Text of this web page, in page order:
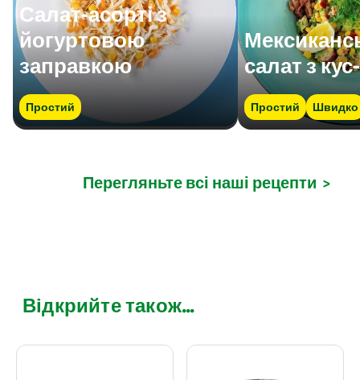
Салат-асорті з
йогуртовою
заправкою
Простий
салат з
Простий Швидко
Перегляньте всі наші рецепти >
Відкрийте також...